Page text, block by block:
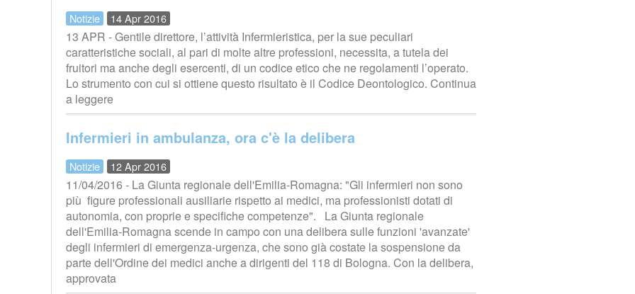
Notizie 14 Apr 2016
13 APR - Gentile direttore, l’attività Infermieristica, per la sue peculiari
caratteristiche sociali, al pari di molte altre professioni, necessita, a tutela dei
fruitori ma anche degli esercenti, di un codice etico che ne regolamenti l’operato.
Lo strumento con cui si ottiene questo risultato è il Codice Deontologico. Continua
a leggere
Infermieri in ambulanza, ora c'è la delibera
Notizie 12 Apr 2016
11/04/2016 - La Giunta regionale dell'Emilia-Romagna: "Gli infermieri non sono
più figure professionali ausiliarie rispetto ai medici, ma professionisti dotati di
autonomia, con proprie e specifiche competenze". La Giunta regionale
dell'Emilia-Romagna scende in campo con una delibera sulle funzioni 'avanzate'
degli infermieri di emergenza-urgenza, che sono già costate la sospensione da
parte dell'Ordine dei medici anche a dirigenti del 118 di Bologna. Con la delibera,
approvata